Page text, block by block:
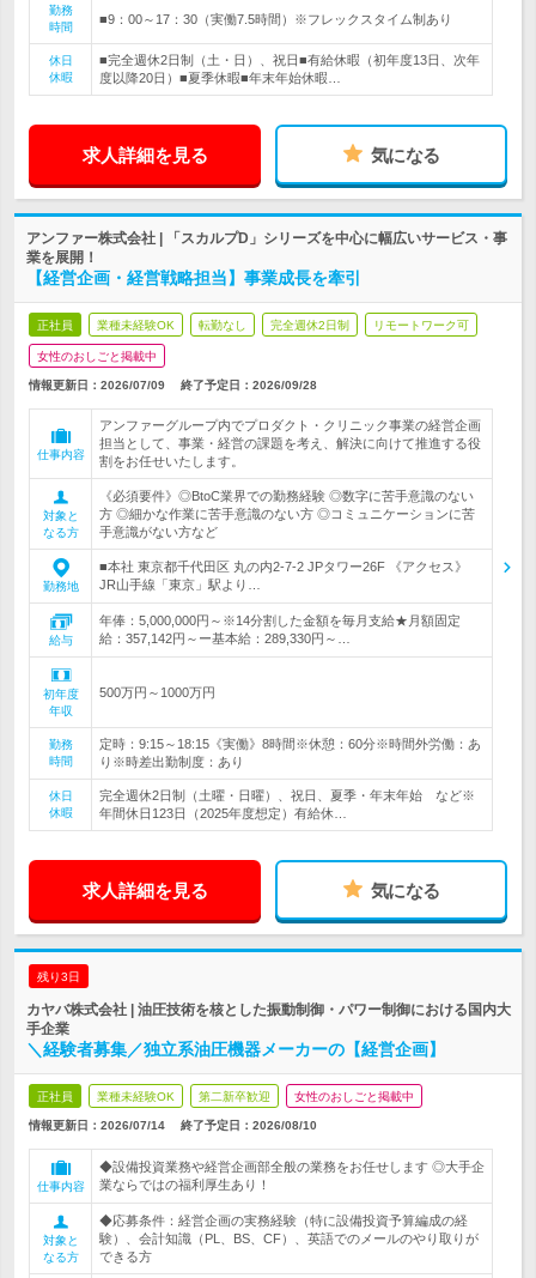
勤務
時間
■9：00～17：30（実働7.5時間）※フレックスタイム制あり
休日
休暇
■完全週休2日制（土・日）、祝日■有給休暇（初年度13日、次年
度以降20日）■夏季休暇■年末年始休暇…
求人詳細を見る 気になる
アンファー株式会社 | 「スカルプD」シリーズを中心に幅広いサービス・事
業を展開！
【経営企画・経営戦略担当】事業成長を牽引
正社員 業種未経験OK 転勤なし 完全週休2日制 リモートワーク可
女性のおしごと掲載中
情報更新日：2026/07/09 終了予定日： 2026/09/28
仕事内容
アンファーグループ内でプロダクト・クリニック事業の経営企画
担当として、事業・経営の課題を考え、解決に向けて推進する役
割をお任せいたします。
対象と
なる方
《必須要件》◎BtoC業界での勤務経験 ◎数字に苦手意識のない
方 ◎細かな作業に苦手意識のない方 ◎コミュニケーションに苦
手意識がない方など
勤務地
■本社 東京都千代田区 丸の内2-7-2 JPタワー26F 《アクセス》
JR山手線「東京」駅より…
給与
年俸：5,000,000円～※14分割した金額を毎月支給★月額固定
給：357,142円～ー基本給：289,330円～…
初年度
年収
500万円～1000万円
勤務
時間
定時：9:15～18:15《実働》8時間※休憩：60分※時間外労働：あ
り※時差出勤制度：あり
休日
休暇
完全週休2日制（土曜・日曜）、祝日、夏季・年末年始 など※
年間休日123日（2025年度想定）有給休…
求人詳細を見る 気になる
残り3日
カヤバ株式会社 | 油圧技術を核とした振動制御・パワー制御における国内大
手企業
＼経験者募集／独立系油圧機器メーカーの【経営企画】
正社員 業種未経験OK 第二新卒歓迎 女性のおしごと掲載中
情報更新日：2026/07/14 終了予定日： 2026/08/10
仕事内容
◆設備投資業務や経営企画部全般の業務をお任せします ◎大手企
業ならではの福利厚生あり！
対象と
なる方
◆応募条件：経営企画の実務経験（特に設備投資予算編成の経
験）、会計知識（PL、BS、CF）、英語でのメールのやり取りが
できる方